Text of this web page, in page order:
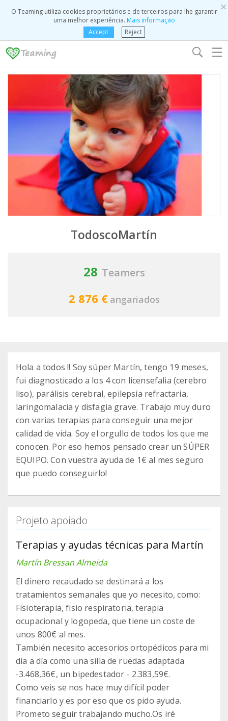
×
O Teaming utiliza cookies proprietários e de terceiros para lhe garantir
uma melhor experiência. Mais informação
Accept
Reject
☰
TodoscoMartín
28 Teamers
2 876 € angariados
Hola a todos !! Soy súper Martín, tengo 19 meses,
fui diagnosticado a los 4 con licensefalia (cerebro
liso), parálisis cerebral, epilepsia refractaria,
laringomalacia y disfagia grave. Trabajo muy duro
con varias terapias para conseguir una mejor
calidad de vida. Soy el orgullo de todos los que me
conocen. Por eso hemos pensado crear un SÚPER
EQUIPO. Con vuestra ayuda de 1€ al mes seguro
que puedo conseguirlo!
Projeto apoiado
Terapias y ayudas técnicas para Martín
Martín Bressan Almeida
El dinero recaudado se destinará a los
tratamientos semanales que yo necesito, como:
Fisioterapia, fisio respiratoria, terapia
ocupacional y logopeda, que tiene un coste de
unos 800€ al mes.
También necesito accesorios ortopédicos para mi
día a día como una silla de ruedas adaptada
-3.468,36€, un bipedestador - 2.383,59€.
Como veis se nos hace muy difícil poder
financiarlo y es por eso que os pido ayuda.
Prometo seguir trabajando mucho.Os iré